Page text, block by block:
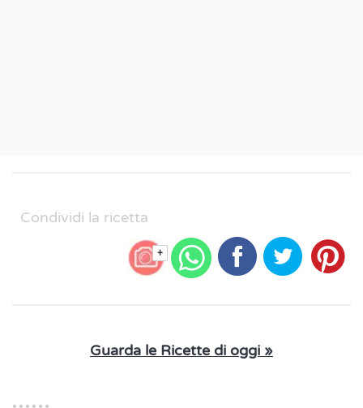
Condividi la ricetta
+
Guarda le Ricette di oggi »